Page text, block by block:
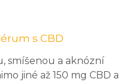
s CBD
smíšenou a aknózní
jiné až 150 mg CBD a